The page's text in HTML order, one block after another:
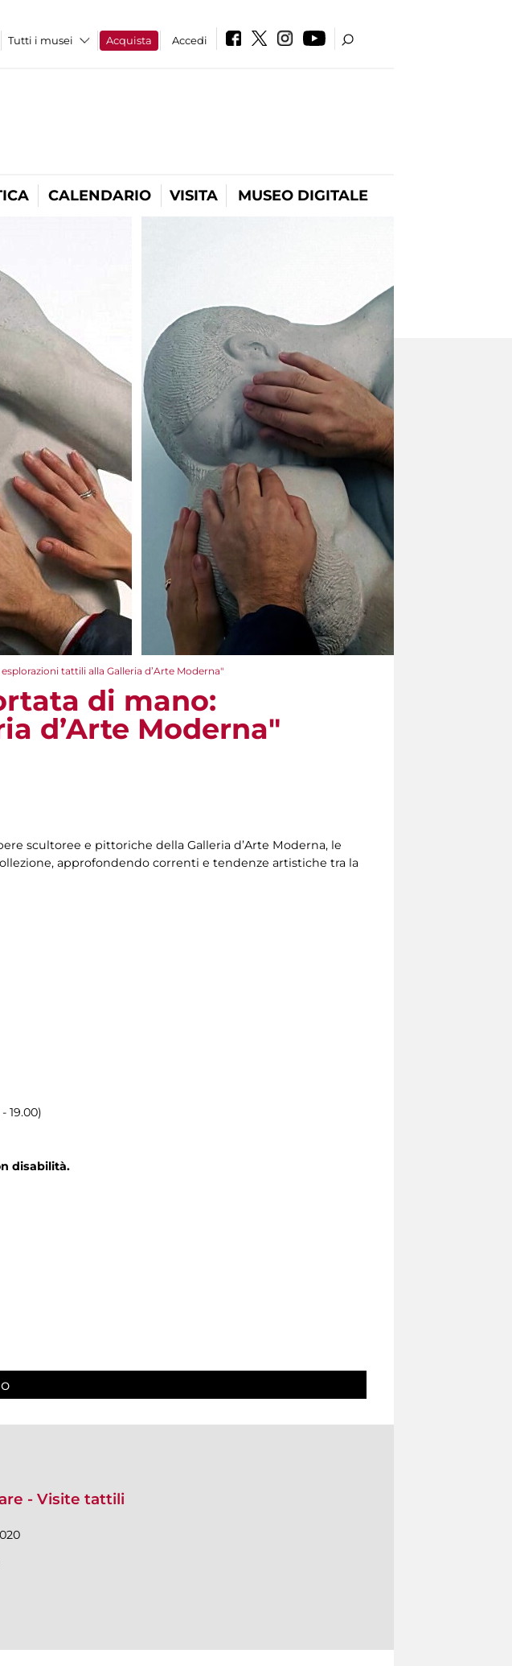
Tutti i musei Acquista Accedi
CALENDARIO VISITA MUSEO DIGITALE
tattili alla Galleria d’Arte Moderna"
di mano:
d’Arte Moderna"
scultoree e pittoriche della Galleria d’Arte Moderna, le
approfondendo correnti e tendenze artistiche tra la
19.00)
disabilità.
- Visite tattili